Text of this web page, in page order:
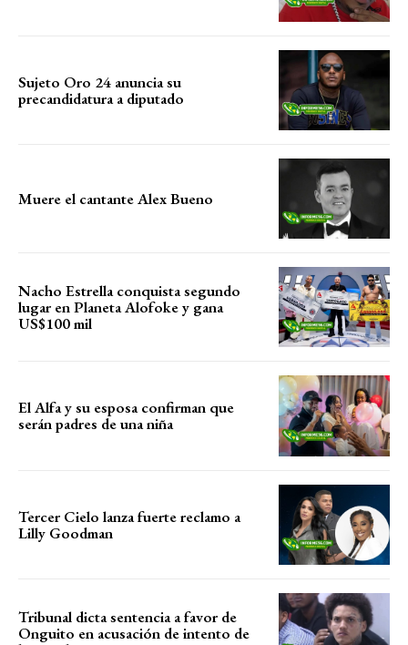
Sujeto Oro 24 anuncia su
precandidatura a diputado
Muere el cantante Alex Bueno
Nacho Estrella conquista segundo
lugar en Planeta Alofoke y gana
US$100 mil
El Alfa y su esposa confirman que
serán padres de una niña
Tercer Cielo lanza fuerte reclamo a
Lilly Goodman
Tribunal dicta sentencia a favor de
Onguito en acusación de intento de